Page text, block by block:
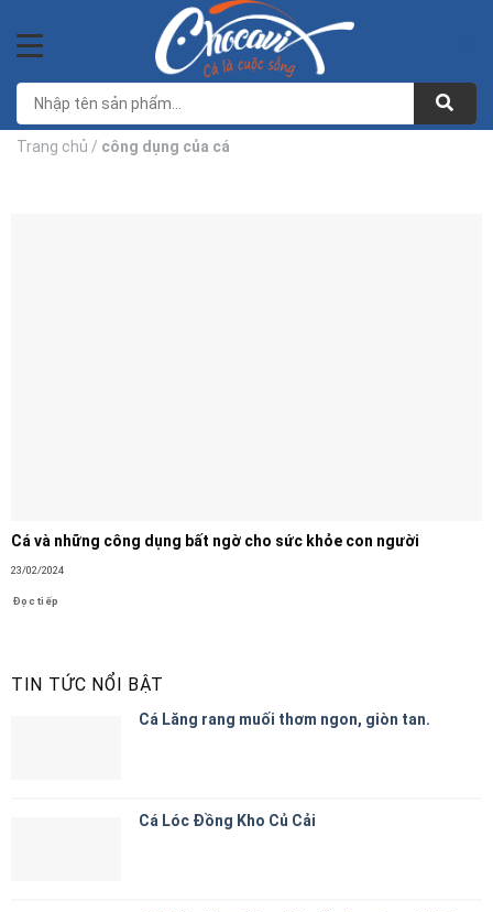
qua
nội
dung
Trang chủ / công dụng của cá
Cá và những công dụng bất ngờ cho sức khỏe con người
23/02/2024
Đọc tiếp
TIN TỨC NỔI BẬT
Cá Lăng rang muối thơm ngon, giòn tan.
Cá Lóc Đồng Kho Củ Cải